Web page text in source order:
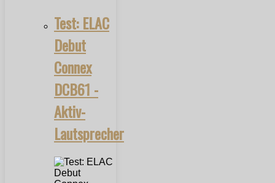
Test: ELAC
Debut
Connex
DCB61 -
Aktiv-
Lautsprecher